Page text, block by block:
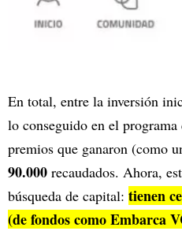
En total, entre la inversión
lo conseguido en el
premios que ganaron (como
90.000 recaudados. Ahora,
búsqueda de capital: tienen
(de fondos como Embarca